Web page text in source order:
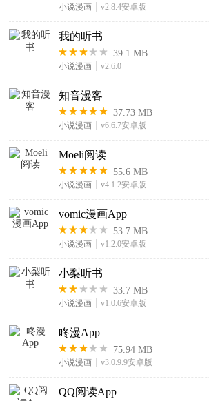
小说漫画 v2.8.4安卓版
我的听书
39.1 MB
小说漫画 v2.6.0
知音漫客
37.73 MB
小说漫画 v6.6.7安卓版
Moeli阅读
55.6 MB
小说漫画 v4.1.2安卓版
vomic漫画App
53.7 MB
小说漫画 v1.2.0安卓版
小梨听书
33.7 MB
小说漫画 v1.0.6安卓版
咚漫App
75.94 MB
小说漫画 v3.0.9.9安卓版
QQ阅读App